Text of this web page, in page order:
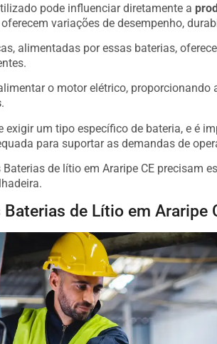
pode influenciar diretamente a
variações de desempenho,
alimentadas por essas baterias,
o motor elétrico, proporcionando
.
exigir um tipo específico de bateria, e é
para suportar as demandas de
de lítio em Araripe CE precisam
de Lítio em Araripe